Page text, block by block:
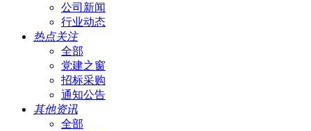
公司新闻
行业动态
热点关注
全部
党建之窗
招标采购
通知公告
其他资讯
全部